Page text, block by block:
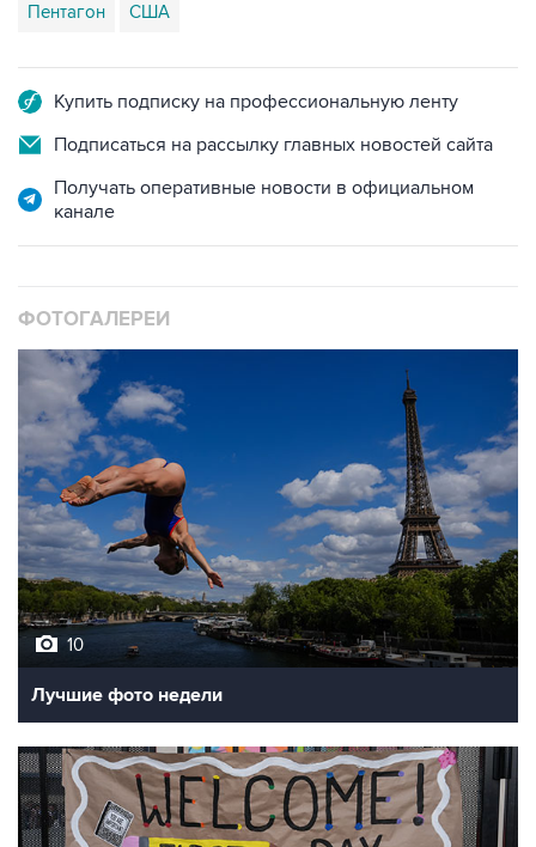
Пентагон США
Купить подписку на профессиональную ленту
Подписаться на рассылку главных новостей сайта
Получать оперативные новости в официальном
канале
ФОТОГАЛЕРЕИ
10
Лучшие фото недели